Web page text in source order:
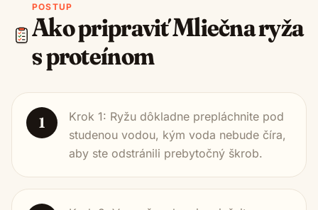
POSTUP
Ako pripraviťMliečna ryža
s proteínom
1
Krok 1: Ryžu dôkladne prepláchnite pod
studenou vodou, kým voda nebude číra,
aby ste odstránili prebytočný škrob.